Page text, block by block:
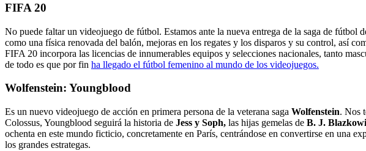
FIFA 20
No puede faltar un videojuego de fútbol. Estamos ante la nueva entrega de la saga de fútbol
como una física renovada del balón, mejoras en los regates y los disparos y su control, así
FIFA 20 incorpora las licencias de innumerables equipos y selecciones nacionales, tanto
de todo es que por fin ha llegado el fútbol femenino al mundo de los videojuegos.
Wolfenstein: Youngblood
Es un nuevo videojuego de acción en primera persona de la veterana saga Wolfenstein. Nos
Colossus, Youngblood seguirá la historia de Jess y Soph, las hijas gemelas de B. J.
ochenta en este mundo ficticio, concretamente en París, centrándose en convertirse en una
los grandes estrategas.